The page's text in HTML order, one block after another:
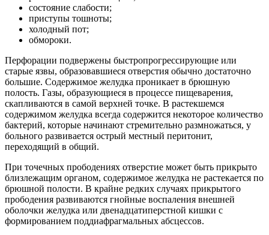
состояние слабости;
приступы тошноты;
холодный пот;
обмороки.
Перфорации подвержены быстропрогрессирующие или
старые язвы, образовавшиеся отверстия обычно достаточно
большие. Содержимое желудка проникает в брюшную
полость. Газы, образующиеся в процессе пищеварения,
скапливаются в самой верхней точке. В растекшемся
содержимом желудка всегда содержится некоторое количество
бактерий, которые начинают стремительно размножаться, у
больного развивается острый местный перитонит,
переходящий в общий.
При точечных прободениях отверстие может быть прикрыто
близлежащим органом, содержимое желудка не растекается по
брюшной полости. В крайне редких случаях прикрытого
прободения развиваются гнойные воспаления внешней
оболочки желудка или двенадцатиперстной кишки с
формированием поддиафрагмальных абсцессов.